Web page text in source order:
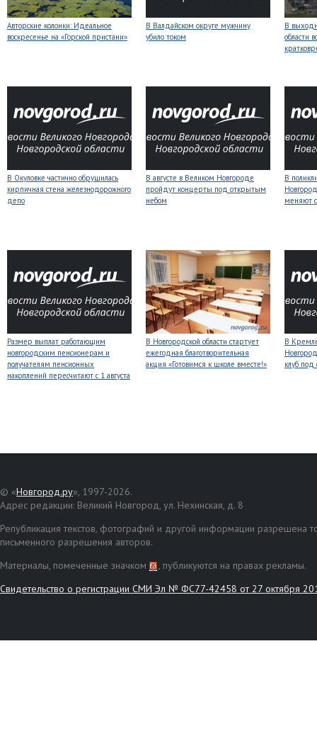
Авторские колонки: Идеальное
воскресенье на «Горской пристани»
В Валдайском округе мужчину
убило током
В
области
В Окуловке частично обрушилась
кирпичная стена железнодорожного
депо
В августе в Великом Новгороде
пройдут концерты под открытым
небом
В
меняют
Размер выплат работающим
новгородским пенсионерам и
получателям пенсионных
накоплений пересчитают с 1 августа
В Новгородской области стартует
ежегодная благотворительная
акция «Готовимся к школе вместе!»
В
клуб
© «Новгород.ру», 1997-2026.
Адрес редакции: Великий Новгород, ул. Нехинская, д. 8
Републикация текстов, фотографий и другой информации разрешена
письменного разрешения авторов.
Материалы, помеченные значком
, публикуются на правах рекламы.
Свидетельство о регистрации СМИ Эл № ФС77-42458 от 27 октября